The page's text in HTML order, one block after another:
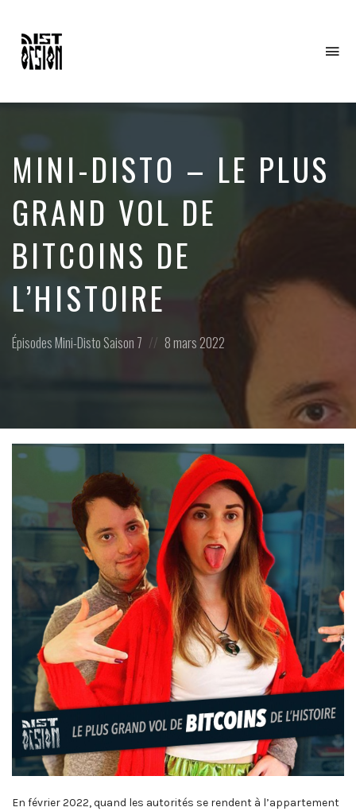
MINI-DISTO – LE PLUS
GRAND VOL DE
BITCOINS DE
L’HISTOIRE
Posted
ÉpisodesMini-Disto Saison 7
Posted
8 mars 2022
En février 2022, quand les autorités se rendent à l’appartement